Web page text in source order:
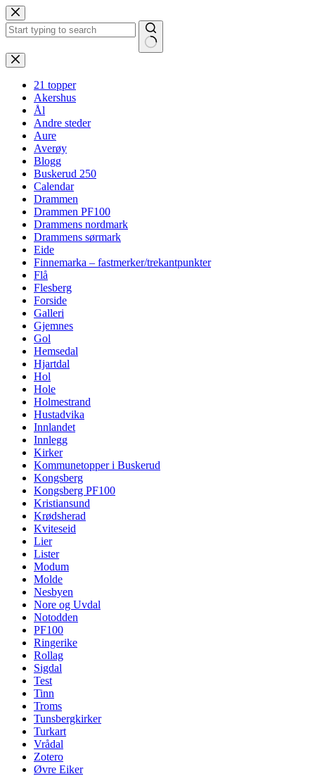
Hopp
til
innholdet
Ingen
resultater
21 topper
Akershus
Ål
Andre steder
Aure
Averøy
Blogg
Buskerud 250
Calendar
Drammen
Drammen PF100
Drammens nordmark
Drammens sørmark
Eide
Finnemarka – fastmerker/trekantpunkter
Flå
Flesberg
Forside
Galleri
Gjemnes
Gol
Hemsedal
Hjartdal
Hol
Hole
Holmestrand
Hustadvika
Innlandet
Innlegg
Kirker
Kommunetopper i Buskerud
Kongsberg
Kongsberg PF100
Kristiansund
Krødsherad
Kviteseid
Lier
Lister
Modum
Molde
Nesbyen
Nore og Uvdal
Notodden
PF100
Ringerike
Rollag
Sigdal
Test
Tinn
Troms
Tunsbergkirker
Turkart
Vrådal
Zotero
Øvre Eiker